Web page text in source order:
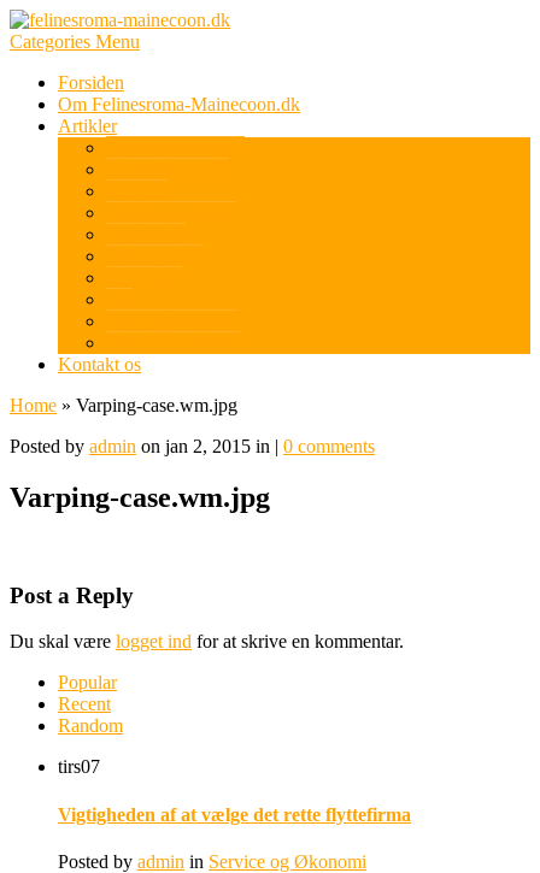
Categories Menu
Forsiden
Om Felinesroma-Mainecoon.dk
Artikler
Kontakt os
Home » Varping-case.wm.jpg
Posted by admin on jan 2, 2015 in | 0 comments
Varping-case.wm.jpg
Post a Reply
Du skal være logget ind for at skrive en kommentar.
Popular
Recent
Random
tirs07
Vigtigheden af at vælge det rette flyttefirma
Posted by admin in Service og Økonomi